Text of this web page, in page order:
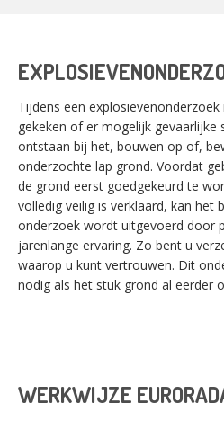
Tijdens een
gekeken of er mogelijk gevaarlijke
ontstaan bij het, bouwen op of,
onderzochte lap grond. Voordat
de grond eerst goedgekeurd te
volledig veilig is verklaard, kan het
onderzoek wordt uitgevoerd door
jarenlange ervaring. Zo bent u
waarop u kunt vertrouwen. Dit
nodig als het stuk grond al eerder
WERKWIJZE